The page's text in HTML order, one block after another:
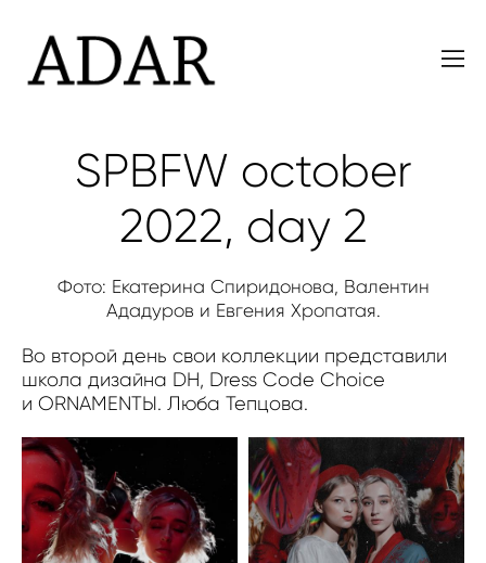
SPBFW october
2022, day 2
Фото: Екатерина Спиридонова, Валентин
Ададуров и Евгения Хропатая.
Во второй день свои коллекции представили
школа дизайна DH, Dress Code Choice
и ORNAMENTЫ. Люба Тепцова.